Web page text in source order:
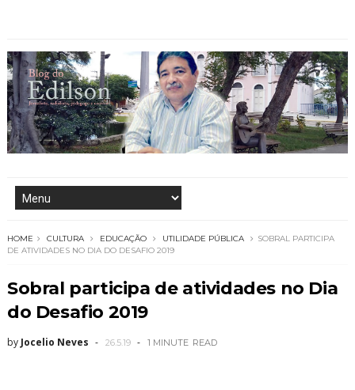
HOME CULTURA EDUCAÇÃO UTILIDADE PÚBLICA
SOBRAL PARTICIPA
DE ATIVIDADES NO DIA DO DESAFIO 2019
Sobral participa de atividades no Dia
do Desafio 2019
by Jocelio Neves 26.5.19 1 MINUTE READ